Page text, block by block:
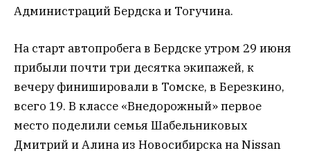
Администраций Бердска и Тогучина.
На старт автопробега в Бердске утром 29 июня
прибыли почти три десятка экипажей, к
вечеру финишировали в Томске, в Березкино,
всего 19. В классе «Внедорожный» первое
место поделили семья Шабельниковых
Дмитрий и Алина из Новосибирска на Nissan